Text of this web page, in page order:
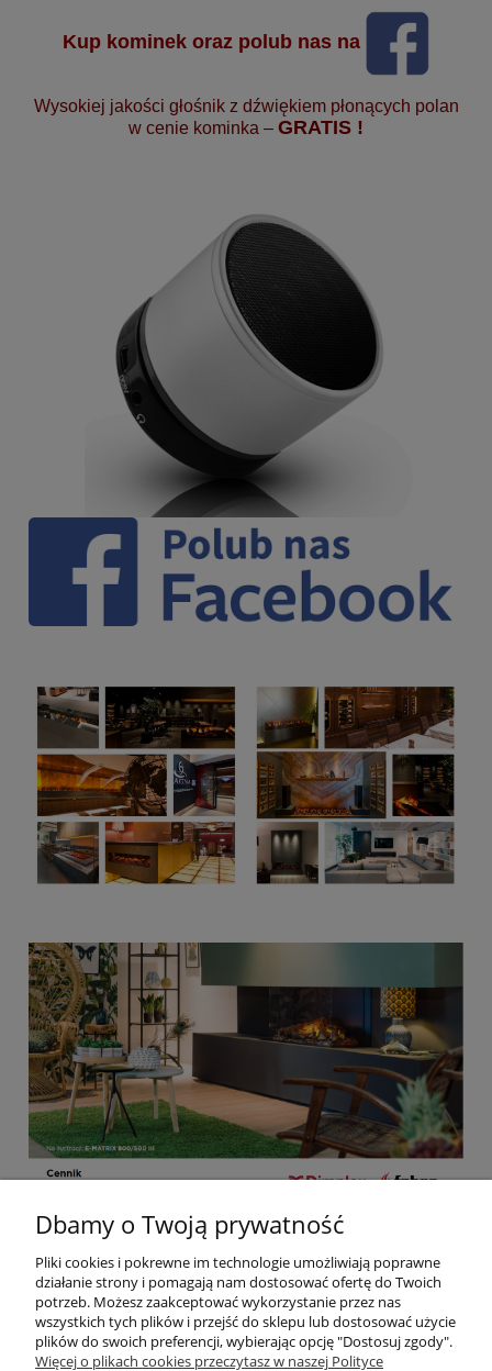
Kup kominek oraz polub nas na
Wysokiej jakości głośnik z dźwiękiem płonących polan
w cenie kominka – GRATIS !
Pomoc
Moje konto
Dbamy o Twoją prywatność
Pliki cookies i pokrewne im technologie umożliwiają poprawne
działanie strony i pomagają nam dostosować ofertę do Twoich
potrzeb. Możesz zaakceptować wykorzystanie przez nas
wszystkich tych plików i przejść do sklepu lub dostosować użycie
plików do swoich preferencji, wybierając opcję "Dostosuj zgody".
Więcej o plikach cookies przeczytasz w naszej Polityce